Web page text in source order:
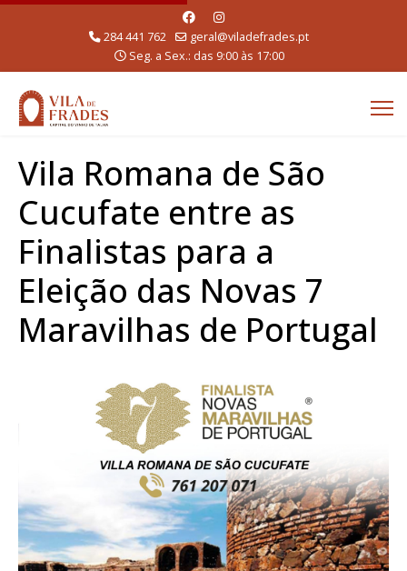
284 441 762
geral@viladefrades.pt
Seg. a Sex.: das 9:00 às 17:00
Vila Romana de São
Cucufate entre as
Finalistas para a
Eleição das Novas 7
Maravilhas de Portugal